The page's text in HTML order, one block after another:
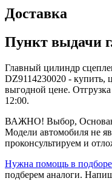
Доставка
Пункт выдачи
Главный цилиндр
DZ9114230020 - купить,
выгодной цене. Отгрузка
12:00.
ВАЖНО! Выбор,
Модели автомобиля не
проконсультируем и
Нужна помощь в
подберем аналоги.